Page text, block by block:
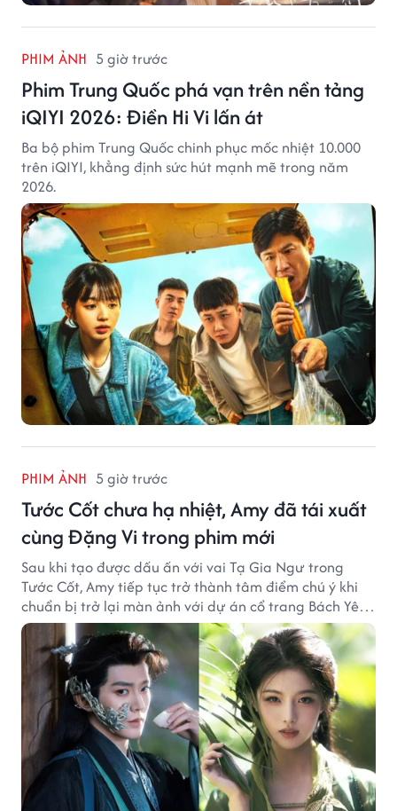
PHIM ẢNH 5 giờ trước
Phim Trung Quốc phá vạn trên nền tảng
iQIYI 2026: Điền Hi Vi lấn át
Ba bộ phim Trung Quốc chinh phục mốc nhiệt 10.000
trên iQIYI, khẳng định sức hút mạnh mẽ trong năm
2026.
PHIM ẢNH 5 giờ trước
Tước Cốt chưa hạ nhiệt, Amy đã tái xuất
cùng Đặng Vi trong phim mới
Sau khi tạo được dấu ấn với vai Tạ Gia Ngư trong
Tước Cốt, Amy tiếp tục trở thành tâm điểm chú ý khi
chuẩn bị trở lại màn ảnh với dự án cổ trang Bách Yêu
Phổ.